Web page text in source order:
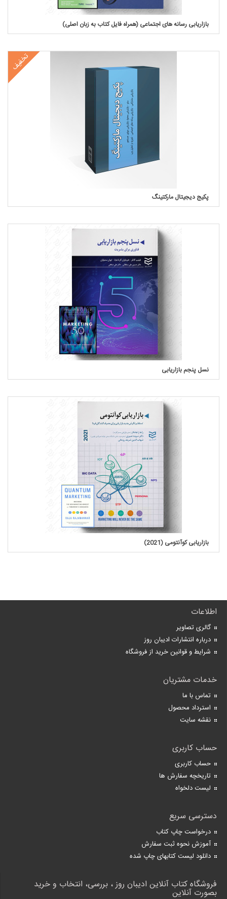
بازاریابی رسانه های اجتماعی (همراه فایل کتاب به زبان اصلی)
تخفیف
پکیج دیجیتال مارکتینگ
نسل پنجم بازاریابی
بازاریابی کوآنتومی (2021)
اطلاعات
گالری تصاویر
درباره انتشارات ادیبان روز
شرایط و قوانین خرید از فروشگاه
خدمات مشتریان
تماس با ما
استرداد محصول
نقشه سایت
حساب کاربری
حساب کاربری
تاریخچه سفارش ها
لیست دلخواه
دسترسی سریع
درخواست چاپ کتاب
آموزش نحوه ثبت سفارش
دانلود لیست کتابهای چاپ شده
فروشگاه کتاب آنلاین ادیبان روز ، بررسی، انتخاب و خرید
بصورت آنلاین